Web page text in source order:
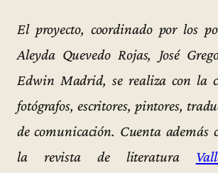
El proyecto, coordinado por los
Aleyda Quevedo Rojas, José
Edwin Madrid, se realiza con la
fotógrafos, escritores, pintores,
de comunicación. Cuenta además
la revista de literatura